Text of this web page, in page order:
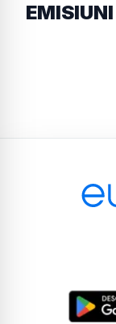
EMISIUNI